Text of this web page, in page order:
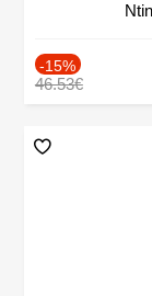
-15%
46.53€